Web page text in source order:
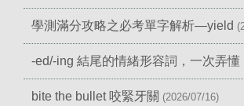
學測滿分攻略之必考單字解析—yield
-ed/-ing 結尾的情緒形容詞，一次弄懂
bite the bullet 咬緊牙關 (2026/07/16)